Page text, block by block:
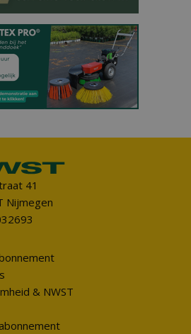
41
Nijmegen
& NWST